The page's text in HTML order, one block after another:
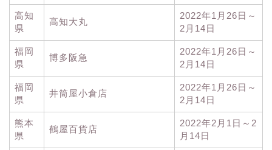
高知
県
高知大丸
2022年1月26日～
2月14日
福岡
県
博多阪急
2022年1月26日～
2月14日
福岡
県
井筒屋小倉店
2022年1月26日～
2月14日
熊本
県
鶴屋百貨店
2022年2月1日～2
月14日